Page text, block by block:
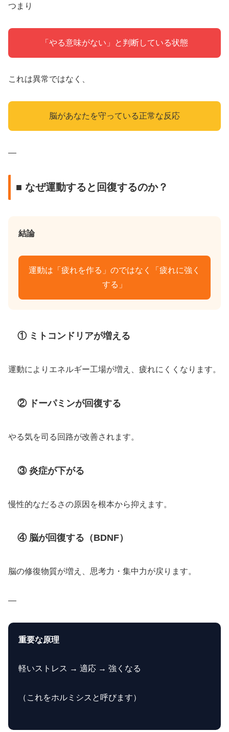
つまり
「やる意味がない」と判断している状態
これは異常ではなく、
脳があなたを守っている正常な反応
—
■ なぜ運動すると回復するのか？
結論
運動は「疲れを作る」のではなく「疲れに強く
する」
① ミトコンドリアが増える
運動によりエネルギー工場が増え、疲れにくくなります。
② ドーパミンが回復する
やる気を司る回路が改善されます。
③ 炎症が下がる
慢性的なだるさの原因を根本から抑えます。
④ 脳が回復する（BDNF）
脳の修復物質が増え、思考力・集中力が戻ります。
—
重要な原理
軽いストレス → 適応 → 強くなる
（これをホルミシスと呼びます）